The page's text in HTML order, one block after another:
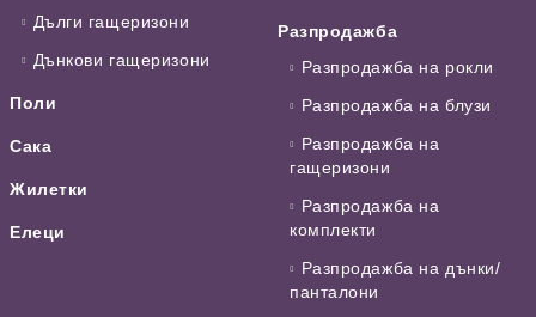
Дълги гащеризони
Дънкови гащеризони
Поли
Сака
Жилетки
Елеци
Разпродажба
Разпродажба на рокли
Разпродажба на блузи
Разпродажба на
гащеризони
Разпродажба на
комплекти
Разпродажба на дънки/
панталони